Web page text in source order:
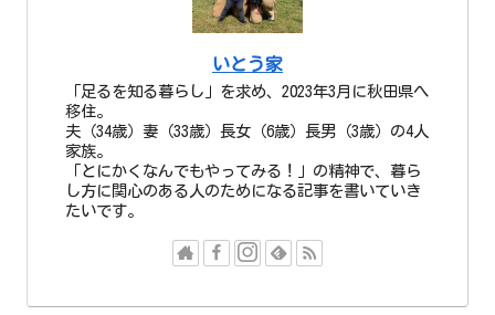
いとう家
「足るを知る暮らし」を求め、2023年3月に秋田県へ
移住。
夫（34歳）妻（33歳）長女（6歳）長男（3歳）の4人
家族。
「とにかくなんでもやってみる！」の精神で、暮ら
し方に関心のある人のためになる記事を書いていき
たいです。